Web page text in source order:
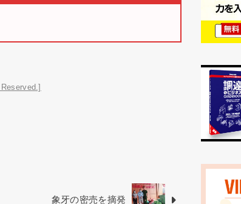
象牙の密売を摘発